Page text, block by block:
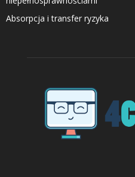
Absorpcja i transfer ryzyka